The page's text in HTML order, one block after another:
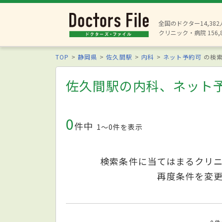
全国のドクター14,382
クリニック・病院
TOP 静岡県 佐久間駅 内科 ネット予約可 の検
佐久間駅の内科、ネット
0件中 1〜0件を表示
検索条件に当てはまるクリ
再度条件を変